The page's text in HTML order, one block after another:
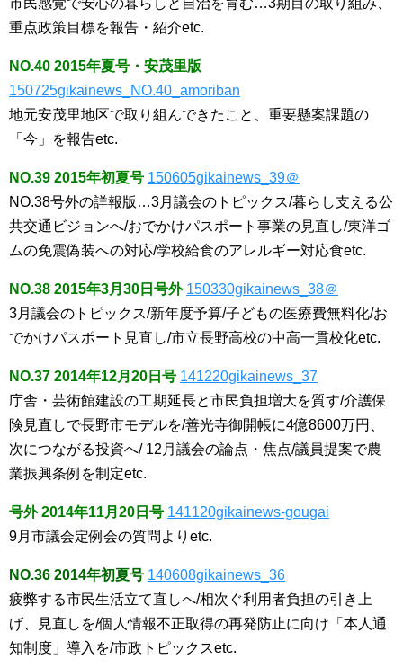
市民感覚で安心の暮らしと自治を育む…3期目の取り組み、
重点政策目標を報告・紹介etc.
NO.40 2015年夏号・安茂里版
150725gikainews_NO.40_amoriban
地元安茂里地区で取り組んできたこと、重要懸案課題の
「今」を報告etc.
NO.39 2015年初夏号 150605gikainews_39＠
NO.38号外の詳報版…3月議会のトピックス/暮らし支える公
共交通ビジョンへ/おでかけパスポート事業の見直し/東洋ゴ
ムの免震偽装への対応/学校給食のアレルギー対応食etc.
NO.38 2015年3月30日号外 150330gikainews_38＠
3月議会のトピックス/新年度予算/子どもの医療費無料化/お
でかけパスポート見直し/市立長野高校の中高一貫校化etc.
NO.37 2014年12月20日号 141220gikainews_37
庁舎・芸術館建設の工期延長と市民負担増大を質す/介護保
険見直しで長野市モデルを/善光寺御開帳に4億8600万円、
次につながる投資へ/ 12月議会の論点・焦点/議員提案で農
業振興条例を制定etc.
号外 2014年11月20日号 141120gikainews-gougai
9月市議会定例会の質問よりetc.
NO.36 2014年初夏号 140608gikainews_36
疲弊する市民生活立て直しへ/相次ぐ利用者負担の引き上
げ、見直しを/個人情報不正取得の再発防止に向け「本人通
知制度」導入を/市政トピックスetc.